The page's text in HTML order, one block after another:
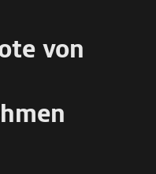
von